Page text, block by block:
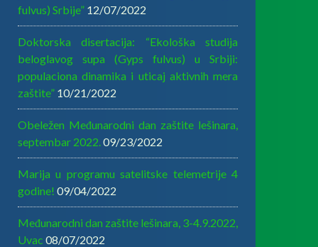
fulvus) Srbije” 12/07/2022
Doktorska disertacija: “Ekološka studija
beloglavog supa (Gyps fulvus) u Srbiji:
populaciona dinamika i uticaj aktivnih mera
zaštite” 10/21/2022
Obeležen Međunarodni dan zaštite lešinara,
septembar 2022. 09/23/2022
Marija u programu satelitske telemetrije 4
godine! 09/04/2022
Međunarodni dan zaštite lešinara, 3-4.9.2022,
Uvac 08/07/2022